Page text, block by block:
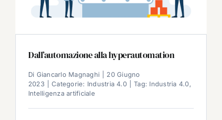
Dall’automazione alla hyperautomation
Di Giancarlo Magnaghi
20 Giugno
2023
Categorie: Industria 4.0 Tag: Industria 4.0,
Intelligenza artificiale